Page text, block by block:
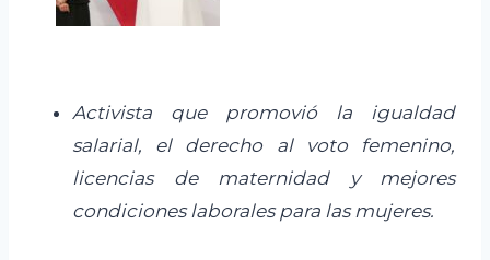
Activista que promovió la igualdad
salarial, el derecho al voto femenino,
licencias de maternidad y mejores
condiciones laborales para las mujeres.